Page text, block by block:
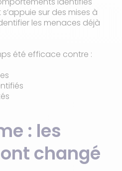
sur des mises à
les menaces déjà
été efficace contre :
: les
changé